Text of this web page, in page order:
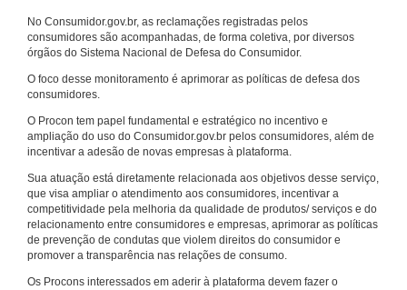
No Consumidor.gov.br, as reclamações registradas pelos
consumidores são acompanhadas, de forma coletiva, por diversos
órgãos do Sistema Nacional de Defesa do Consumidor.
O foco desse monitoramento é aprimorar as políticas de defesa dos
consumidores.
O Procon tem papel fundamental e estratégico no incentivo e
ampliação do uso do Consumidor.gov.br pelos consumidores, além de
incentivar a adesão de novas empresas à plataforma.
Sua atuação está diretamente relacionada aos objetivos desse serviço,
que visa ampliar o atendimento aos consumidores, incentivar a
competitividade pela melhoria da qualidade de produtos/ serviços e do
relacionamento entre consumidores e empresas, aprimorar as políticas
de prevenção de condutas que violem direitos do consumidor e
promover a transparência nas relações de consumo.
Os Procons interessados em aderir à plataforma devem fazer o